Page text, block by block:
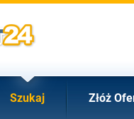
Szukaj Złóż